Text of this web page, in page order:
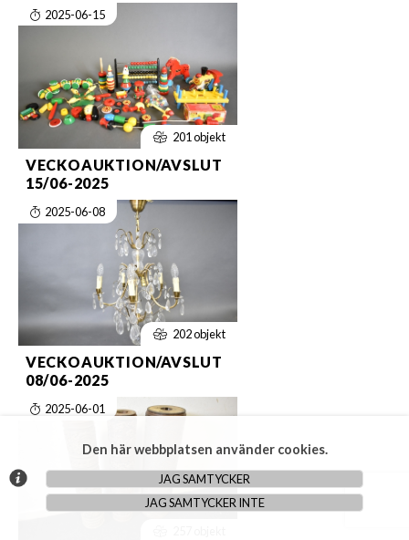
2025-06-15
201 objekt
VECKOAUKTION/AVSLUT
15/06-2025
2025-06-08
202 objekt
VECKOAUKTION/AVSLUT
08/06-2025
2025-06-01
Den här webbplatsen använder cookies.
JAG SAMTYCKER
JAG SAMTYCKER INTE